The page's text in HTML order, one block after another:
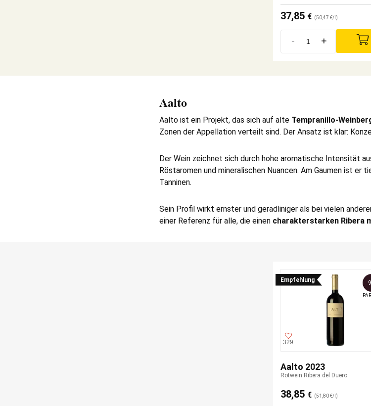
37,85 € (50,47 €/l)
- +
Aalto
Aalto ist ein Projekt, das sich auf alte Tempranillo-
Zonen der Appellation verteilt sind. Der Ansatz ist klar:
Der Wein zeichnet sich durch hohe aromatische Intensität
Röstaromen und mineralischen Nuancen. Am Gaumen ist
Tanninen.
Sein Profil wirkt ernster und geradliniger als bei vielen
einer Referenz für alle, die einen charakterstarken Ribera
Empfehlung
329
Aalto 2023
Rotwein Ribera del Duero
38,85 € (51,80 €/l)